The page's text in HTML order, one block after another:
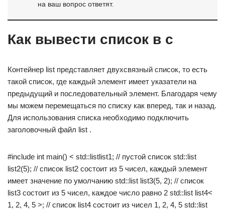
на ваш вопрос ответят.
Как вывести список в с
Контейнер list представляет двухсвязный список, то есть
такой список, где каждый элемент имеет указатели на
предыдущий и последовательный элемент. Благодаря чему
мы можем перемещаться по списку как вперед, так и назад.
Для использования списка необходимо подключить
заголовочный файл list .
#include int main() < std::listlist1; // пустой список std::list
list2(5); // список list2 состоит из 5 чисел, каждый элемент
имеет значение по умолчанию std::list list3(5, 2); // список
list3 состоит из 5 чисел, каждое число равно 2 std::list list4<
1, 2, 4, 5 >; // список list4 состоит из чисел 1, 2, 4, 5 std::list